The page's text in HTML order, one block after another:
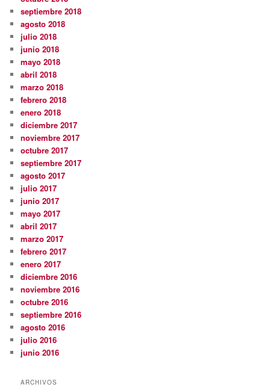
septiembre 2018
agosto 2018
julio 2018
junio 2018
mayo 2018
abril 2018
marzo 2018
febrero 2018
enero 2018
diciembre 2017
noviembre 2017
octubre 2017
septiembre 2017
agosto 2017
julio 2017
junio 2017
mayo 2017
abril 2017
marzo 2017
febrero 2017
enero 2017
diciembre 2016
noviembre 2016
octubre 2016
septiembre 2016
agosto 2016
julio 2016
junio 2016
ARCHIVOS